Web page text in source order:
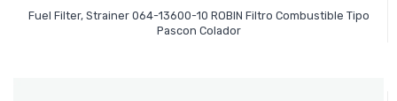
Fuel Filter, Strainer 064-13600-10 ROBIN Filtro Combustible Tipo
Pascon Colador
Leer Más